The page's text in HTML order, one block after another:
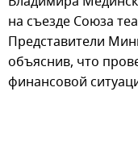
на съезде Союза
Представители
объяснив, что
финансовой